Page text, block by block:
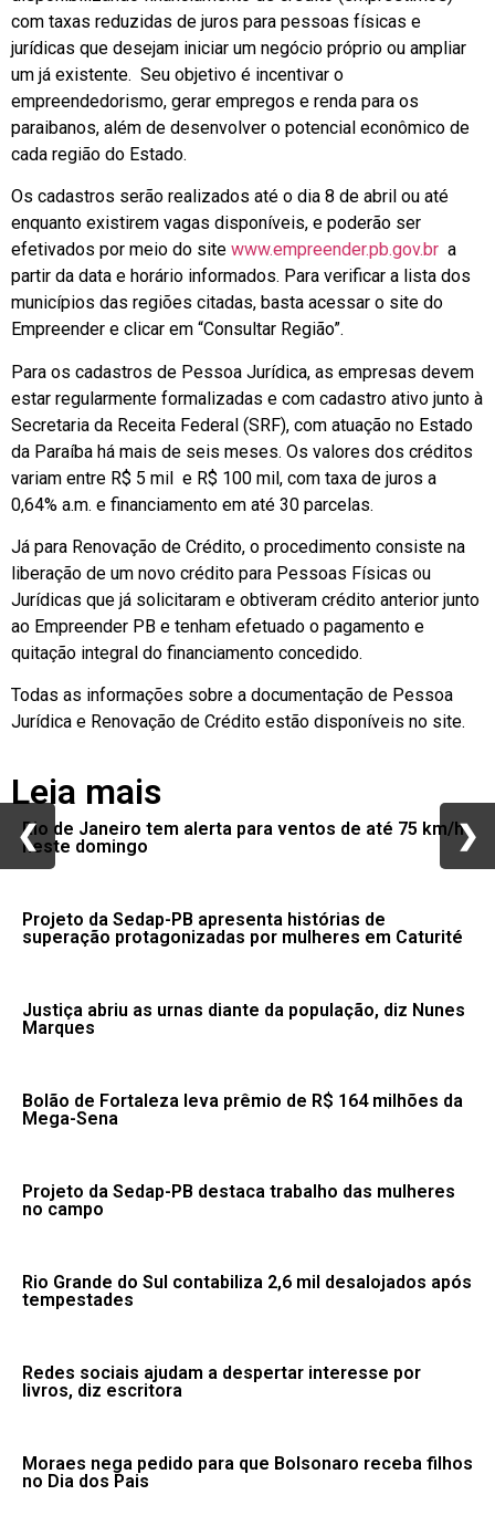
com taxas reduzidas de juros para pessoas físicas e
jurídicas que desejam iniciar um negócio próprio ou ampliar
um já existente. Seu objetivo é incentivar o
empreendedorismo, gerar empregos e renda para os
paraibanos, além de desenvolver o potencial econômico de
cada região do Estado.
Os cadastros serão realizados até o dia 8 de abril ou até
enquanto existirem vagas disponíveis, e poderão ser
efetivados por meio do site www.empreender.pb.gov.br a
partir da data e horário informados. Para verificar a lista dos
municípios das regiões citadas, basta acessar o site do
Empreender e clicar em “Consultar Região”.
Para os cadastros de Pessoa Jurídica, as empresas devem
estar regularmente formalizadas e com cadastro ativo junto à
Secretaria da Receita Federal (SRF), com atuação no Estado
da Paraíba há mais de seis meses. Os valores dos créditos
variam entre R$ 5 mil e R$ 100 mil, com taxa de juros a
0,64% a.m. e financiamento em até 30 parcelas.
Já para Renovação de Crédito, o procedimento consiste na
liberação de um novo crédito para Pessoas Físicas ou
Jurídicas que já solicitaram e obtiveram crédito anterior junto
ao Empreender PB e tenham efetuado o pagamento e
quitação integral do financiamento concedido.
Todas as informações sobre a documentação de Pessoa
Jurídica e Renovação de Crédito estão disponíveis no site.
Leia mais
Rio de Janeiro tem alerta para ventos de até 75 km/h
neste domingo
Projeto da Sedap-PB apresenta histórias de
superação protagonizadas por mulheres em Caturité
Justiça abriu as urnas diante da população, diz Nunes
Marques
Bolão de Fortaleza leva prêmio de R$ 164 milhões da
Mega-Sena
Projeto da Sedap-PB destaca trabalho das mulheres
no campo
Rio Grande do Sul contabiliza 2,6 mil desalojados após
tempestades
Redes sociais ajudam a despertar interesse por
livros, diz escritora
Moraes nega pedido para que Bolsonaro receba filhos
no Dia dos Pais
❮ ❯
❮ ❯